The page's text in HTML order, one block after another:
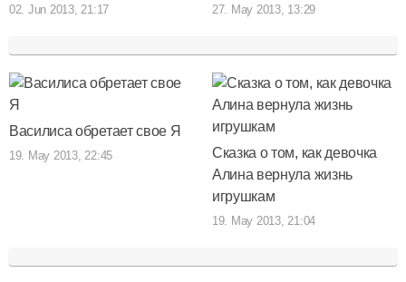
02. Jun 2013, 21:17 27. May 2013, 13:29
Василиса обретает свое Я
19. May 2013, 22:45
Сказка о том, как девочка
Алина вернула жизнь
игрушкам
19. May 2013, 21:04